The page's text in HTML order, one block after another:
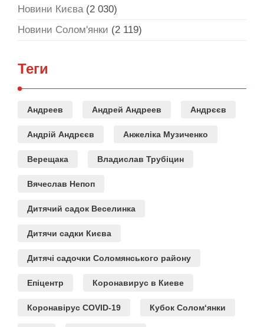
Новини Києва(2 030)
Новини Солом'янки (2 119)
Теги
Андреев Андрей Андреев Андрєєв
Андрій Андрєєв Анжеліка Музиченко
Верещака Владислав Трубіцин
Вячеслав Непоп
Дитячий садок Веселинка
Дитячи садки Києва
Дитячі садочки Соломянського району
Епіцентр Коронавирус в Киеве
Коронавірус COVID-19 Кубок Солом‘янки